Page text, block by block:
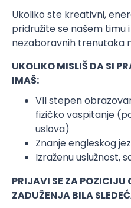
Ukoliko ste kreativni,
pridružite se našem timu
nezaboravnih trenutaka
UKOLIKO MISLIŠ DA SI
IMAŠ:
VII stepen
fizičko vaspitanje
uslova)
Znanje engleskog
Izraženu uslužnost,
PRIJAVI SE ZA POZICIJU
ZADUŽENJA BILA